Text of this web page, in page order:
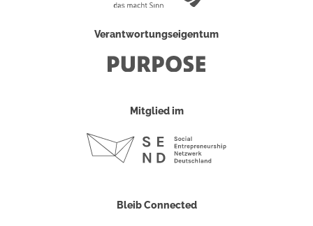
Verantwortungseigentum
Mitglied im
Bleib Connected